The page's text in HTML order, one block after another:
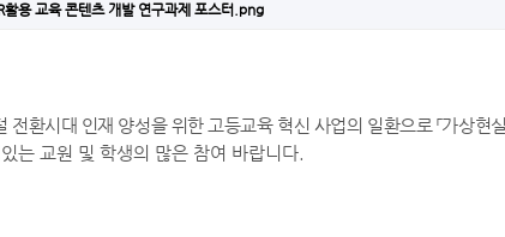
용 교육 콘텐츠 개발 연구과제 포스터.png
환시대 인재 양성을 위한 고등교육 혁신 사업의 일환으로 「가상현
는 교원 및 학생의 많은 참여 바랍니다.